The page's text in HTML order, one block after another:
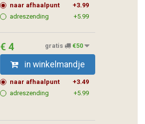
naar afhaalpunt
+3.99
adreszending
+5.99
€ 4 gratis €50
in winkelmandje
naar afhaalpunt
+3.49
adreszending
+5.99